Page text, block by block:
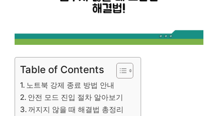
Table of Contents
노트북 강제 종료 방법 안내
안전 모드 진입 절차 알아보기
꺼지지 않을 때 해결법 총정리